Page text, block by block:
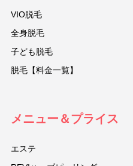
VIO脱毛
全身脱毛
子ども脱毛
脱毛【料金一覧】
メニュー＆プライス
エステ